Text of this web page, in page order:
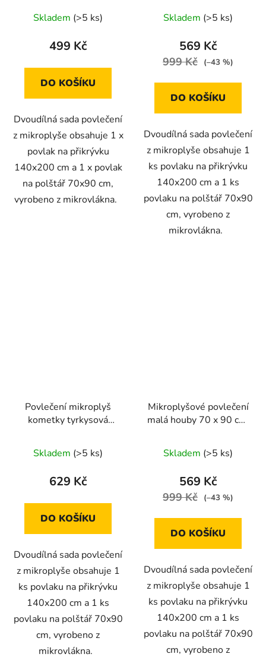
Skladem (>5 ks)
499 Kč
DO KOŠÍKU
Dvoudílná sada povlečení
z mikroplyše obsahuje 1 x
povlak na přikrývku
140x200 cm a 1 x povlak
na polštář 70x90 cm,
vyrobeno z mikrovlákna.
Skladem (>5 ks)
569 Kč
999 Kč (–43 %)
DO KOŠÍKU
Dvoudílná sada povlečení
z mikroplyše obsahuje 1
ks povlaku na přikrývku
140x200 cm a 1 ks
povlaku na polštář 70x90
cm, vyrobeno z
mikrovlákna.
Povlečení mikroplyš
kometky tyrkysová
Skladem (>5 ks)
629 Kč
DO KOŠÍKU
Dvoudílná sada povlečení
z mikroplyše obsahuje 1
ks povlaku na přikrývku
140x200 cm a 1 ks
povlaku na polštář 70x90
cm, vyrobeno z
mikrovlákna.
Mikroplyšové povlečení
malá houby 70 x 90 cm,
Skladem (>5 ks)
569 Kč
999 Kč (–43 %)
DO KOŠÍKU
Dvoudílná sada povlečení
z mikroplyše obsahuje 1
ks povlaku na přikrývku
140x200 cm a 1 ks
povlaku na polštář 70x90
cm, vyrobeno z